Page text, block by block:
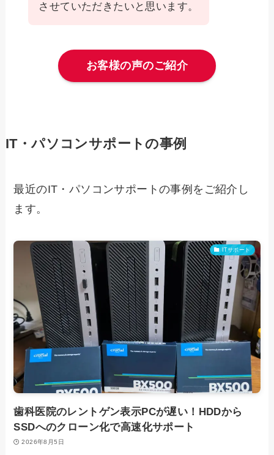
させていただきたいと思います。
お客様の声のご紹介
IT・パソコンサポートの事例
最近のIT・パソコンサポートの事例をご紹介し
ます。
ITサポート
歯科医院のレントゲン表示PCが遅い！HDDから
SSDへのクローン化で高速化サポート
2026年8月5日